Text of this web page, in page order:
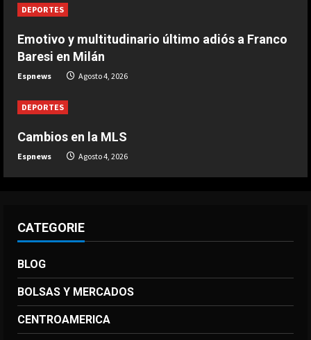
DEPORTES
Emotivo y multitudinario último adiós a Franco
Baresi en Milán
Espnews Agosto 4, 2026
DEPORTES
Cambios en la MLS
Espnews Agosto 4, 2026
CATEGORIE
BLOG
BOLSAS Y MERCADOS
CENTROAMERICA